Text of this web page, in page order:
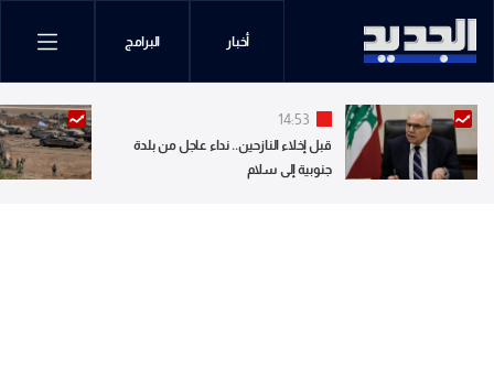
أخبار البرامج
14:53
قبل إخلاء النازحين.. نداء عاجل من بلدة
جنوبية إلى سلام